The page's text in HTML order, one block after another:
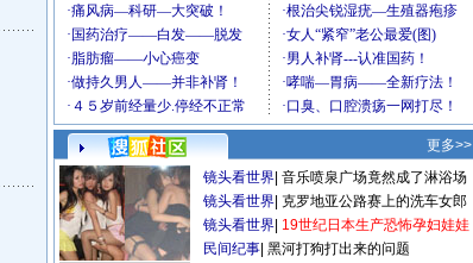
更多>>
镜头看世界 音乐喷泉广场竟然成了淋浴场
镜头看世界 克罗地亚公路赛上的洗车女郎
镜头看世界 19世纪日本生产恐怖孕妇娃娃
民间纪事 黑河打狗打出来的问题